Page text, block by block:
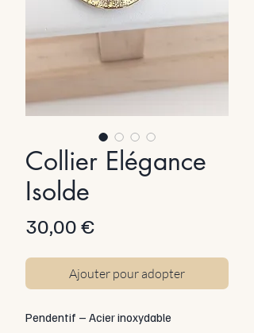
Collier Elégance
Isolde
30,00 €Prix
Ajouter pour adopter
Pendentif – Acier inoxydable